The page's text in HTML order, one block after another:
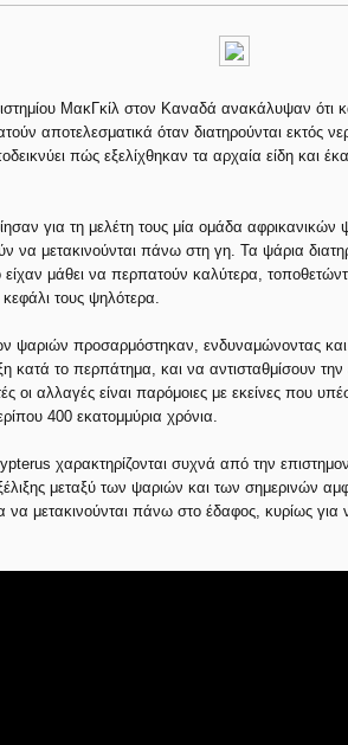
ΜακΓκίλ στον Καναδά ανακάλυψαν ότι
αποτελεσματικά όταν διατηρούνται εκτός
πώς εξελίχθηκαν τα αρχαία είδη και
για τη μελέτη τους μία ομάδα
να μετακινούνται πάνω στη γη. Τα ψάρια
μάθει να περπατούν καλύτερα,
τους ψηλότερα.
ψαριών προσαρμόστηκαν, ενδυναμώνοντας
κατά το περπάτημα, και να αντισταθμίσουν
οι αλλαγές είναι παρόμοιες με εκείνες που
400 εκατομμύρια χρόνια.
χαρακτηρίζονται συχνά από την
μεταξύ των ψαριών και των σημερινών
να μετακινούνται πάνω στο έδαφος, κυρίως